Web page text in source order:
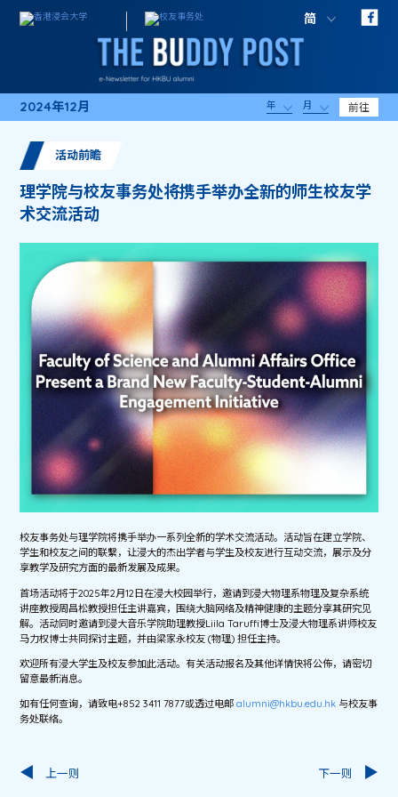
简
2024年12月 年 月 前往
活动前瞻
理学院与校友事务处将携手举办全新的师生校友学
术交流活动
校友事务处与理学院将携手举办一系列全新的学术交流活动。活动旨在建立学院、
学生和校友之间的联繫，让浸大的杰出学者与学生及校友进行互动交流，展示及分
享教学及研究方面的最新发展及成果。
首场活动将于2025年2月12日在浸大校园举行，邀请到浸大物理系物理及复杂系统
讲座教授周昌松教授担任主讲嘉宾，围绕大脑网络及精神健康的主题分享其研究见
解。活动同时邀请到浸大音乐学院助理教授Liila Taruffi博士及浸大物理系讲师校友
马力权博士共同探讨主题，并由梁家永校友 (物理) 担任主持。
欢迎所有浸大学生及校友参加此活动。有关活动报名及其他详情快将公佈，请密切
留意最新消息。
如有任何查询，请致电+852 3411 7877或透过电邮alumni@hkbu.edu.hk 与校友事
务处联络。
上一则 下一则